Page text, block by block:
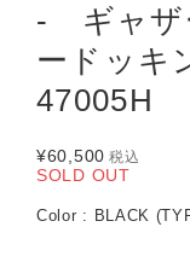
- ギャザ
ードッ
47005H
¥60,500 税込
SOLD OUT
Color : BLACK